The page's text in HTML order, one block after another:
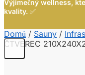
Výjimečný wellness,
kvality. ✅
Domů / Sauny /
ČTVEREC